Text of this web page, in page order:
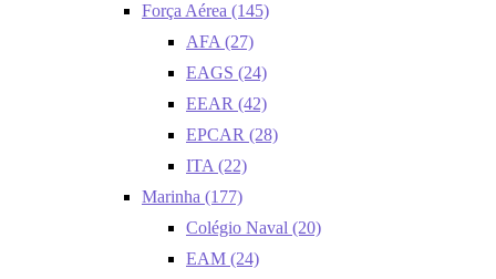
Força Aérea (145)
AFA (27)
EAGS (24)
EEAR (42)
EPCAR (28)
ITA (22)
Marinha (177)
Colégio Naval (20)
EAM (24)